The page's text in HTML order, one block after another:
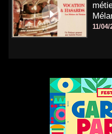
11/04/